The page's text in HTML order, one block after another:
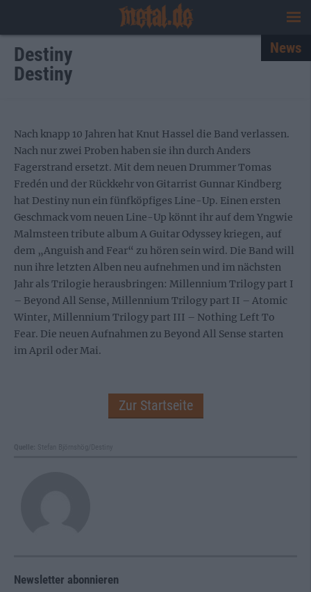
Destiny
Destiny
News
Nach knapp 10 Jahren hat Knut Hassel die Band verlassen.
Nach nur zwei Proben haben sie ihn durch Anders
Fagerstrand ersetzt. Mit dem neuen Drummer Tomas
Fredén und der Rückkehr von Gitarrist Gunnar Kindberg
hat Destiny nun ein fünfköpfiges Line-Up. Einen ersten
Geschmack vom neuen Line-Up könnt ihr auf dem Yngwie
Malmsteen tribute album A Guitar Odyssey kriegen, auf
dem „Anguish and Fear“ zu hören sein wird. Die Band will
nun ihre letzten Alben neu aufnehmen und im nächsten
Jahr als Trilogie herausbringen: Millennium Trilogy part I
– Beyond All Sense, Millennium Trilogy part II – Atomic
Winter, Millennium Trilogy part III – Nothing Left To
Fear. Die neuen Aufnahmen zu Beyond All Sense starten
im April oder Mai.
Zur Startseite
Newsletter abonnieren